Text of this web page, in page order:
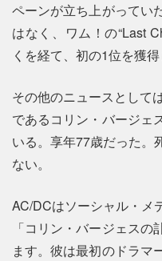
ペーンが立ち上がってい
はなく、ワム！の“Last
くを経て、初の1位を獲得
その他のニュースとして
であるコリン・バージェ
いる。享年77歳だった。
ない。
AC/DCはソーシャル・メ
「コリン・バージェス
ます。彼は最初のドラマ